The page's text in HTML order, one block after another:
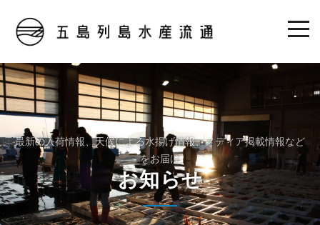
最新の入荷情報、天候による水揚げ情報、メディア掲載情報など
をお届け
お知らせ